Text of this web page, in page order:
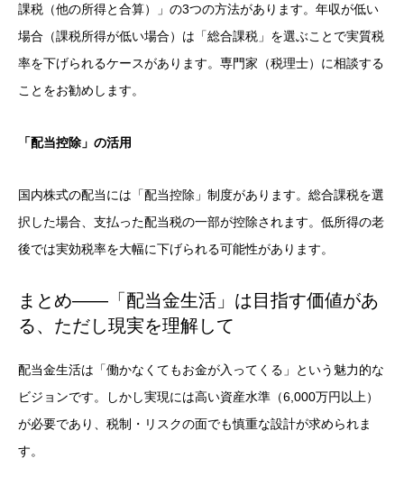
課税（他の所得と合算）」の3つの方法があります。年収が低い
場合（課税所得が低い場合）は「総合課税」を選ぶことで実質税
率を下げられるケースがあります。専門家（税理士）に相談する
ことをお勧めします。
「配当控除」の活用
国内株式の配当には「配当控除」制度があります。総合課税を選
択した場合、支払った配当税の一部が控除されます。低所得の老
後では実効税率を大幅に下げられる可能性があります。
まとめ——「配当金生活」は目指す価値があ
る、ただし現実を理解して
配当金生活は「働かなくてもお金が入ってくる」という魅力的な
ビジョンです。しかし実現には高い資産水準（6,000万円以上）
が必要であり、税制・リスクの面でも慎重な設計が求められま
す。